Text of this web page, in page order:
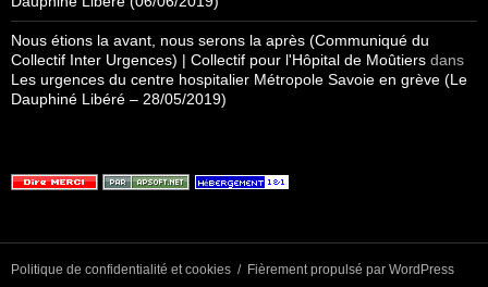
Nous étions la avant, nous serons la après (Communiqué du
Collectif Inter Urgences) | Collectif pour l'Hôpital de Moûtiers dans
Les urgences du centre hospitalier Métropole Savoie en grève (Le
Dauphiné Libéré – 28/05/2019)
Politique de confidentialité et cookies Fièrement propulsé par WordPress